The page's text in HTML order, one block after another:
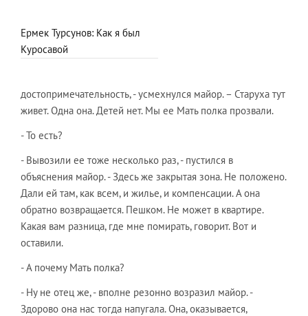
Ермек Турсунов: Как я был
Куросавой
достопримечательность, - усмехнулся майор. – Старуха тут
живет. Одна она. Детей нет. Мы ее Мать полка прозвали.
- То есть?
- Вывозили ее тоже несколько раз, - пустился в
объяснения майор. - Здесь же закрытая зона. Не положено.
Дали ей там, как всем, и жилье, и компенсации. А она
обратно возвращается. Пешком. Не может в квартире.
Какая вам разница, где мне помирать, говорит. Вот и
оставили.
- А почему Мать полка?
- Ну не отец же, - вполне резонно возразил майор. -
Здорово она нас тогда напугала. Она, оказывается,